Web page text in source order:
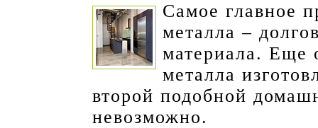
Самое главное
металла –
материала. Еще
металла
второй подобной
невозможно.